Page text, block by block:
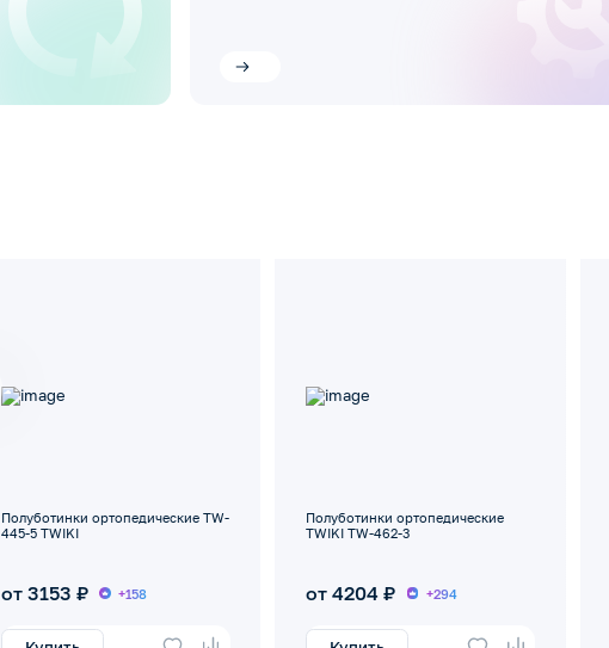
Полуботинки ортопедические TW-
445-5 TWIKI
от 3153 ₽ +158
Полуботинки ортопедические
TWIKI TW-462-3
от 4204 ₽ +294